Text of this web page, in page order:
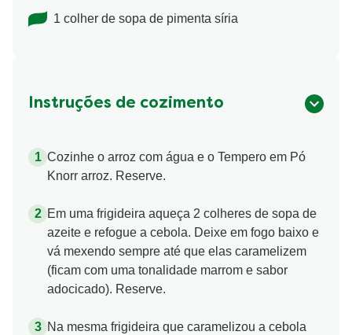
1 colher de sopa de pimenta síria
Instruções de cozimento
Cozinhe o arroz com água e o Tempero em Pó
Knorr arroz. Reserve.
Em uma frigideira aqueça 2 colheres de sopa de
azeite e refogue a cebola. Deixe em fogo baixo e
vá mexendo sempre até que elas caramelizem
(ficam com uma tonalidade marrom e sabor
adocicado). Reserve.
Na mesma frigideira que caramelizou a cebola